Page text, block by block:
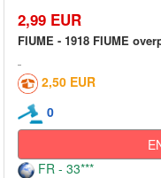
2,99 EUR
FIUME - 1918 FIUME
2,50 EUR
0
FR - 33***